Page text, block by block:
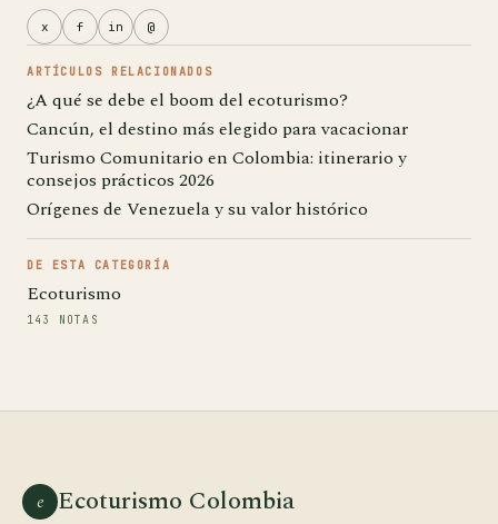
x f in @
ARTÍCULOS RELACIONADOS
¿A qué se debe el boom del ecoturismo?
Cancún, el destino más elegido para vacacionar
Turismo Comunitario en Colombia: itinerario y
consejos prácticos 2026
Orígenes de Venezuela y su valor histórico
DE ESTA CATEGORÍA
Ecoturismo
143 NOTAS
e Ecoturismo Colombia